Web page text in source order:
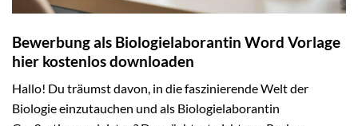
Bewerbung als Biologielaborantin Word Vorlage
hier kostenlos downloaden
Hallo! Du träumst davon, in die faszinierende Welt der
Biologie einzutauchen und als Biologielaborantin